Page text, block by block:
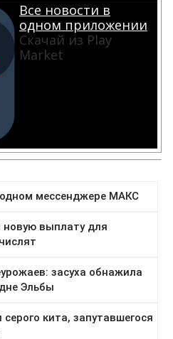
Все новости в
одном приложении
Скачай из Play
Market